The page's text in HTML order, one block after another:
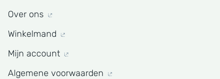
Over ons
Winkelmand
Mijn account
Algemene voorwaarden